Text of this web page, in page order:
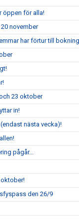
öppen för alla!
november
har förtur till
23 oktober
in!
nästa vecka)!
pågår...
den 26/9